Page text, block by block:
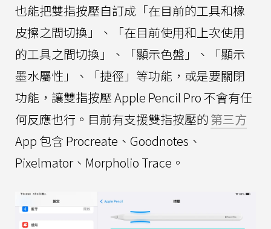
也能把雙指按壓自訂成「在目前的工具和橡
皮擦之間切換」、「在目前使用和上次使用
的工具之間切換」、「顯示色盤」、「顯示
墨水屬性」、「捷徑」等功能，或是要關閉
功能，讓雙指按壓 Apple Pencil Pro 不會有任
何反應也行。目前有支援雙指按壓的第三方
App 包含 Procreate、Goodnotes、
Pixelmator、Morpholio Trace。